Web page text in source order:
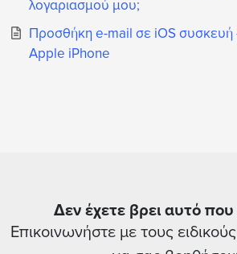
λογαριασμού μου;
Προσθήκη e-mail σε iOS συσκευή
Apple iPhone
Δεν έχετε βρει αυτό
Επικοινωνήστε με τους